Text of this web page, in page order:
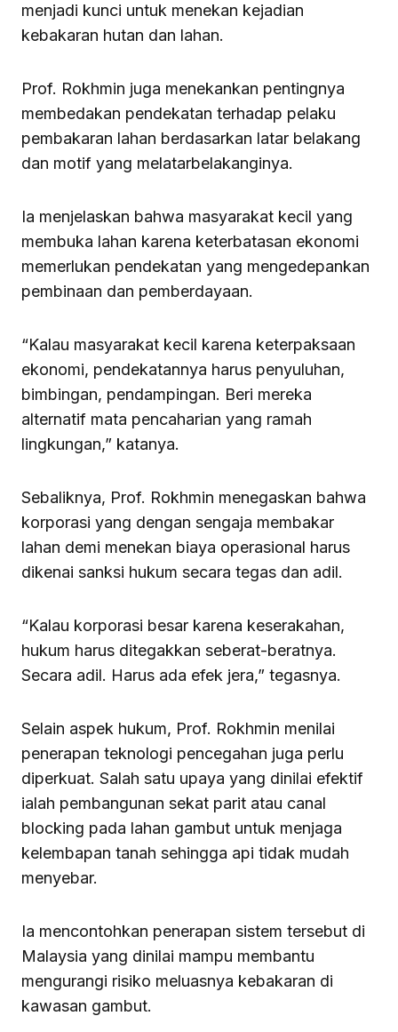
menjadi kunci untuk menekan kejadian
kebakaran hutan dan lahan.
Prof. Rokhmin juga menekankan pentingnya
membedakan pendekatan terhadap pelaku
pembakaran lahan berdasarkan latar belakang
dan motif yang melatarbelakanginya.
Ia menjelaskan bahwa masyarakat kecil yang
membuka lahan karena keterbatasan ekonomi
memerlukan pendekatan yang mengedepankan
pembinaan dan pemberdayaan.
“Kalau masyarakat kecil karena keterpaksaan
ekonomi, pendekatannya harus penyuluhan,
bimbingan, pendampingan. Beri mereka
alternatif mata pencaharian yang ramah
lingkungan,” katanya.
Sebaliknya, Prof. Rokhmin menegaskan bahwa
korporasi yang dengan sengaja membakar
lahan demi menekan biaya operasional harus
dikenai sanksi hukum secara tegas dan adil.
“Kalau korporasi besar karena keserakahan,
hukum harus ditegakkan seberat-beratnya.
Secara adil. Harus ada efek jera,” tegasnya.
Selain aspek hukum, Prof. Rokhmin menilai
penerapan teknologi pencegahan juga perlu
diperkuat. Salah satu upaya yang dinilai efektif
ialah pembangunan sekat parit atau canal
blocking pada lahan gambut untuk menjaga
kelembapan tanah sehingga api tidak mudah
menyebar.
Ia mencontohkan penerapan sistem tersebut di
Malaysia yang dinilai mampu membantu
mengurangi risiko meluasnya kebakaran di
kawasan gambut.